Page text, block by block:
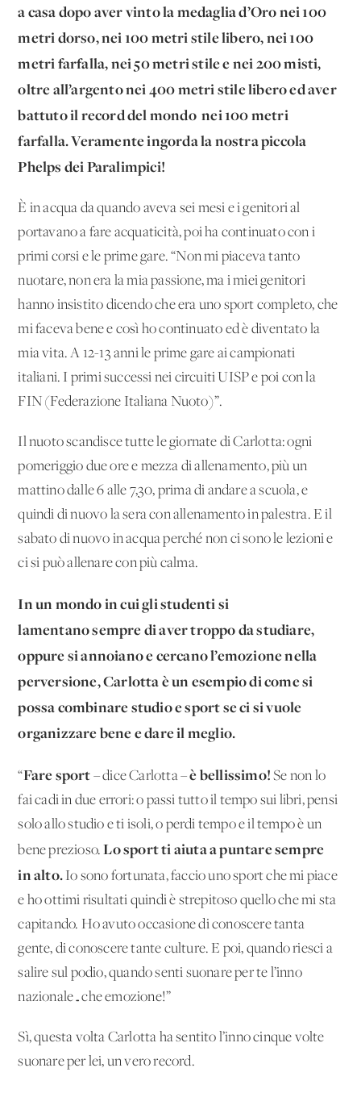
a casa dopo aver vinto la medaglia d’Oro nei 100
metri dorso, nei 100 metri stile libero, nei 100
metri farfalla, nei 50 metri stile e nei 200 misti,
oltre all’argento nei 400 metri stile libero ed aver
battuto il record del mondo nei 100 metri
farfalla. Veramente ingorda la nostra piccola
Phelps dei Paralimpici!
È in acqua da quando aveva sei mesi e i genitori al
portavano a fare acquaticità, poi ha continuato con i
primi corsi e le prime gare. “Non mi piaceva tanto
nuotare, non era la mia passione, ma i miei genitori
hanno insistito dicendo che era uno sport completo, che
mi faceva bene e così ho continuato ed è diventato la
mia vita. A 12-13 anni le prime gare ai campionati
italiani. I primi successi nei circuiti UISP e poi con la
FIN (Federazione Italiana Nuoto)”.
Il nuoto scandisce tutte le giornate di Carlotta: ogni
pomeriggio due ore e mezza di allenamento, più un
mattino dalle 6 alle 7,30, prima di andare a scuola, e
quindi di nuovo la sera con allenamento in palestra. E il
sabato di nuovo in acqua perché non ci sono le lezioni e
ci si può allenare con più calma.
In un mondo in cui gli studenti si
lamentano sempre di aver troppo da studiare,
oppure si annoiano e cercano l’emozione nella
perversione, Carlotta è un esempio di come si
possa combinare studio e sport se ci si vuole
organizzare bene e dare il meglio.
“Fare sport – dice Carlotta –è bellissimo! Se non lo
fai cadi in due errori: o passi tutto il tempo sui libri, pensi
solo allo studio e ti isoli, o perdi tempo e il tempo è un
bene prezioso.Lo sport ti aiuta a puntare sempre
in alto. Io sono fortunata, faccio uno sport che mi piace
e ho ottimi risultati quindi è strepitoso quello che mi sta
capitando. Ho avuto occasione di conoscere tanta
gente, di conoscere tante culture. E poi, quando riesci a
salire sul podio, quando senti suonare per te l’inno
nazionale…che emozione!”
Sì, questa volta Carlotta ha sentito l’inno cinque volte
suonare per lei, un vero record.